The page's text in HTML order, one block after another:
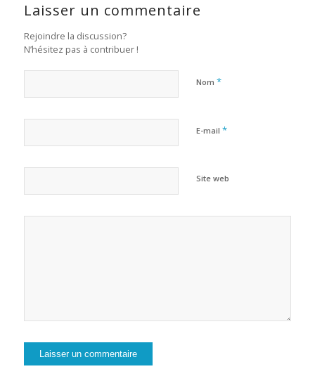
Laisser un commentaire
Rejoindre la discussion?
N’hésitez pas à contribuer !
Nom *
E-mail *
Site web